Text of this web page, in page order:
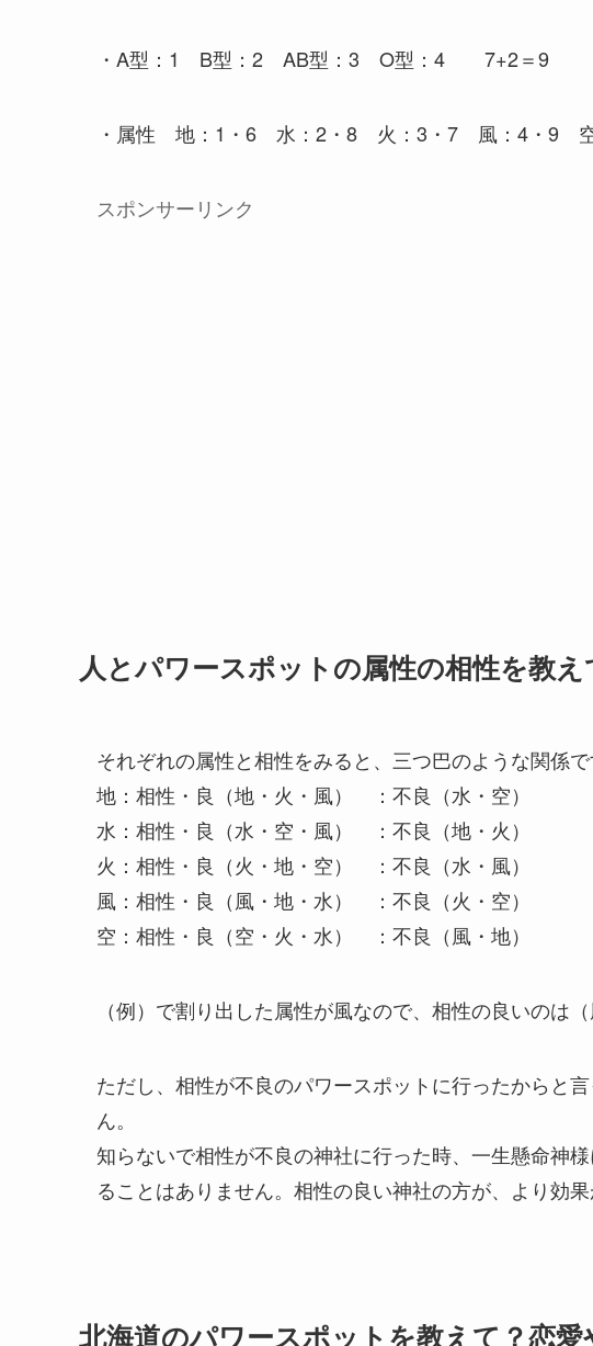
・A型：1 B型：2 AB型：3 O型：4 7+2＝9
・属性 地：1・6 水：2・8 火：3・7 風：4・9
スポンサーリンク
人とパワースポットの属性の相性を教え
それぞれの属性と相性をみると、三つ巴のような関係で
地：相性・良（地・火・風） ：不良（水・空）
水：相性・良（水・空・風） ：不良（地・火）
火：相性・良（火・地・空） ：不良（水・風）
風：相性・良（風・地・水） ：不良（火・空）
空：相性・良（空・火・水） ：不良（風・地）
（例）で割り出した属性が風なので、相性の良いのは
ただし、相性が不良のパワースポットに行ったからと
ん。
知らないで相性が不良の神社に行った時、一生懸命神
ることはありません。相性の良い神社の方が、より効果
北海道のパワースポットを教えて？恋愛